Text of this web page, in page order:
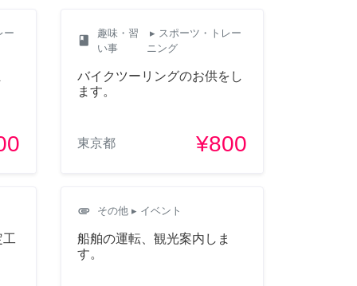
ー
class
趣味・習
い事
▸ スポーツ・トレー
ニング
バイクツーリングのお供をし
ます。
東京都 ¥800
attachment その他 ▸ イベント
船舶の運転、観光案内しま
す。